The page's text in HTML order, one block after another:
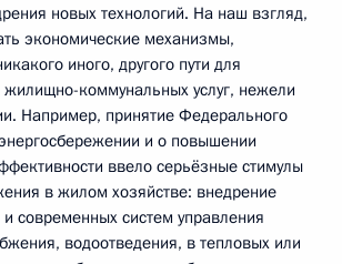
новых технологий. На наш взгляд,
экономические механизмы,
иного, другого пути для
жилищно-коммунальных услуг, нежели
Например, принятие Федерального
и о повышении
ввело серьёзные стимулы
в жилом хозяйстве: внедрение
и современных систем управления
водоотведения, в тепловых или